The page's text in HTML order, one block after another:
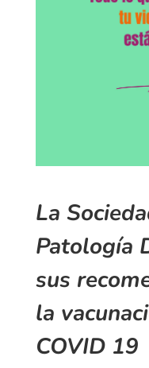
La
Patología
sus
la
COVID 19